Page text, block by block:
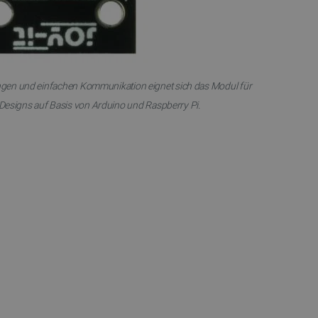
und einfachen Kommunikation eignet sich das Modul für
auf Basis von Arduino und Raspberry Pi.
in Google Analytics
zu verfolgen.
über
wenn der Benutzer
navigiert oder wenn er